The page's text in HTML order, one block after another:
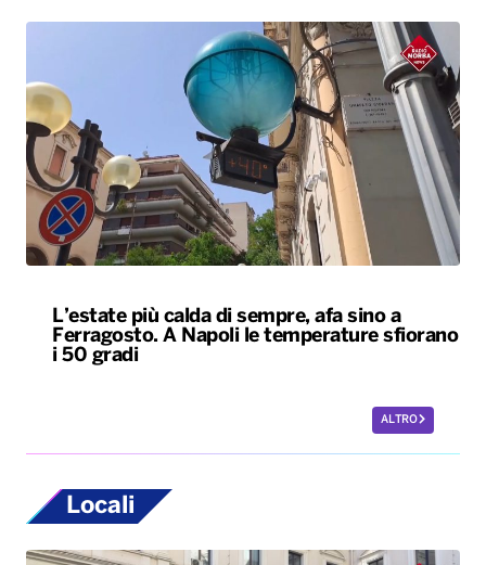
L’estate più calda di sempre, afa sino a
Ferragosto. A Napoli le temperature sfiorano
i 50 gradi
ALTRO
Locali